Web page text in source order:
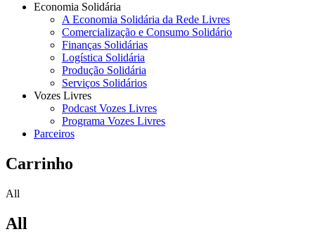
Economia Solidária
A Economia Solidária da Rede Livres
Comercialização e Consumo Solidário
Finanças Solidárias
Logística Solidária
Produção Solidária
Serviços Solidários
Vozes Livres
Podcast Vozes Livres
Programa Vozes Livres
Parceiros
Carrinho
All
All